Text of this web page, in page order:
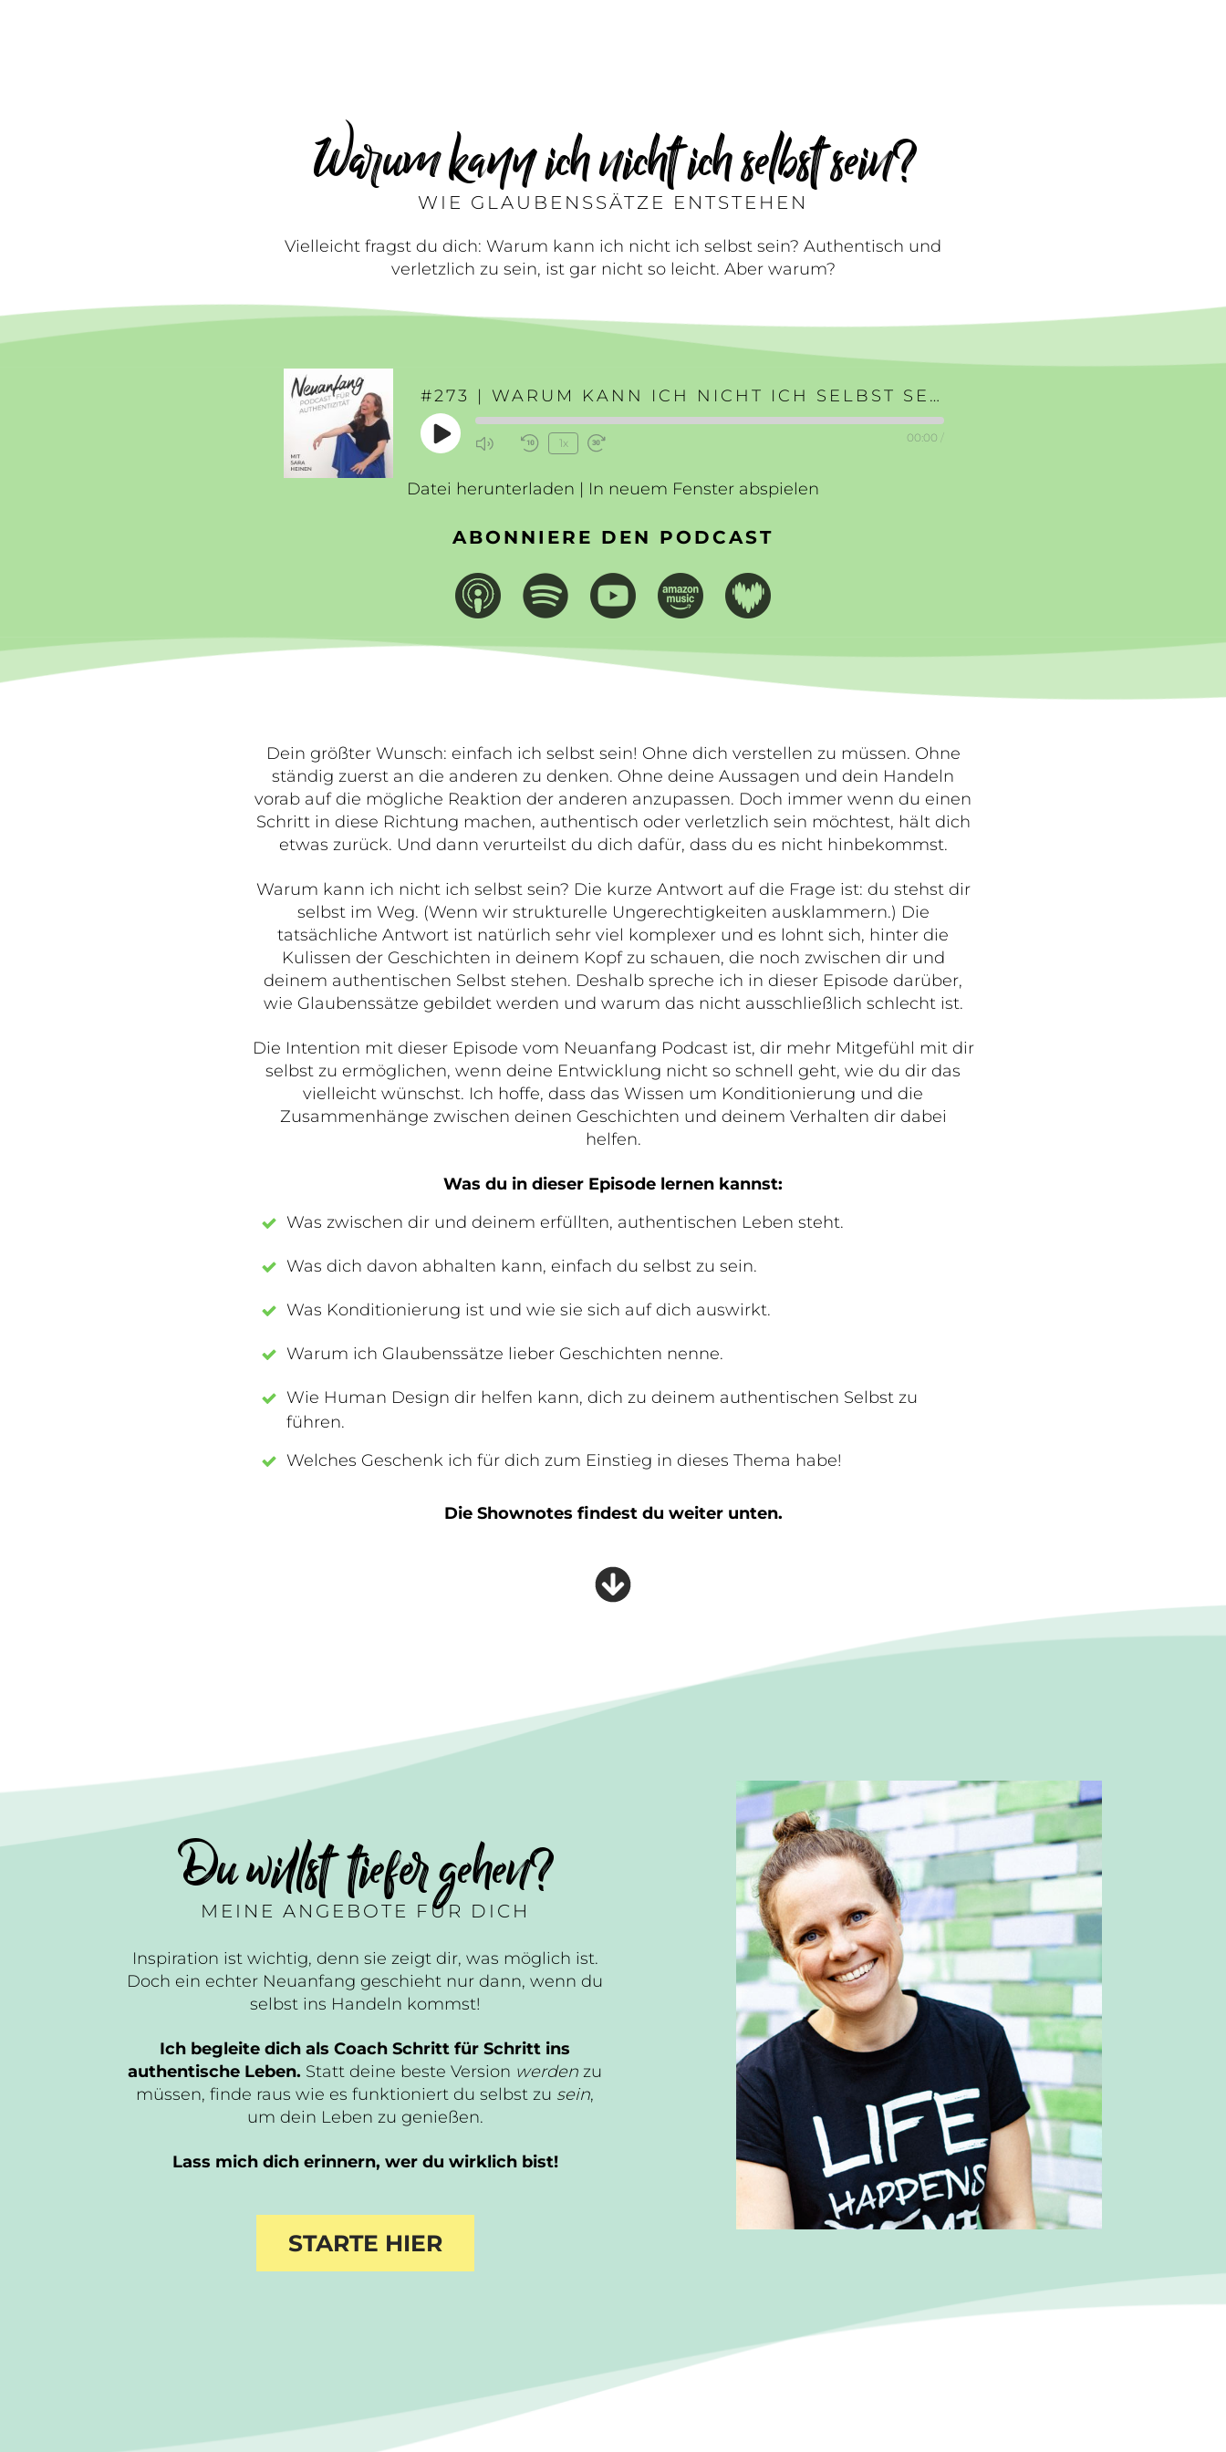
Warum kann ich nicht ich selbst sein?
WIE GLAUBENSSÄTZE ENTSTEHEN
Vielleicht fragst du dich: Warum kann ich nicht ich selbst sein? Authentisch und
verletzlich zu sein, ist gar nicht so leicht. Aber warum?
#273 | WARUM KANN ICH NICHT ICH SELBST SEIN?
Play
EpisodeMute/Unmute
Rewind
Seconds
1x
30
00:00 /
Datei herunterladen | In neuem Fenster abspielen
ABONNIERE DEN PODCAST
Dein größter Wunsch: einfach ich selbst sein! Ohne dich verstellen zu müssen. Ohne
ständig zuerst an die anderen zu denken. Ohne deine Aussagen und dein Handeln
vorab auf die mögliche Reaktion der anderen anzupassen. Doch immer wenn du einen
Schritt in diese Richtung machen, authentisch oder verletzlich sein möchtest, hält dich
etwas zurück. Und dann verurteilst du dich dafür, dass du es nicht hinbekommst.
Warum kann ich nicht ich selbst sein? Die kurze Antwort auf die Frage ist: du stehst dir
selbst im Weg. (Wenn wir strukturelle Ungerechtigkeiten ausklammern.) Die
tatsächliche Antwort ist natürlich sehr viel komplexer und es lohnt sich, hinter die
Kulissen der Geschichten in deinem Kopf zu schauen, die noch zwischen dir und
deinem authentischen Selbst stehen. Deshalb spreche ich in dieser Episode darüber,
wie Glaubenssätze gebildet werden und warum das nicht ausschließlich schlecht ist.
Die Intention mit dieser Episode vom Neuanfang Podcast ist, dir mehr Mitgefühl mit dir
selbst zu ermöglichen, wenn deine Entwicklung nicht so schnell geht, wie du dir das
vielleicht wünschst. Ich hoffe, dass das Wissen um Konditionierung und die
Zusammenhänge zwischen deinen Geschichten und deinem Verhalten dir dabei
helfen.
Was du in dieser Episode lernen kannst:
Was zwischen dir und deinem erfüllten, authentischen Leben steht.
Was dich davon abhalten kann, einfach du selbst zu sein.
Was Konditionierung ist und wie sie sich auf dich auswirkt.
Warum ich Glaubenssätze lieber Geschichten nenne.
Wie Human Design dir helfen kann, dich zu deinem authentischen Selbst zu
führen.
Welches Geschenk ich für dich zum Einstieg in dieses Thema habe!
Die Shownotes findest du weiter unten.
Du willst tiefer gehen?
MEINE ANGEBOTE FÜR DICH
Inspiration ist wichtig, denn sie zeigt dir, was möglich ist.
Doch ein echter Neuanfang geschieht nur dann, wenn du
selbst ins Handeln kommst!
Ich begleite dich als Coach Schritt für Schritt ins
authentische Leben. Statt deine beste Version werdenzu
müssen, finde raus wie es funktioniert du selbst zu sein,
um dein Leben zu genießen.
Lass mich dich erinnern, wer du wirklich bist!
STARTE HIER